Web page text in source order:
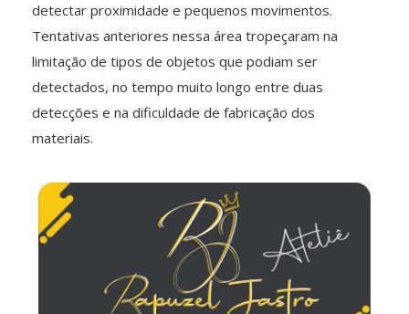
detectar proximidade e pequenos movimentos.
Tentativas anteriores nessa área tropeçaram na
limitação de tipos de objetos que podiam ser
detectados, no tempo muito longo entre duas
detecções e na dificuldade de fabricação dos
materiais.